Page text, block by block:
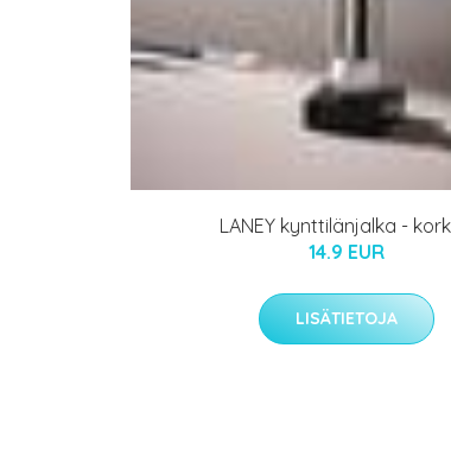
LANEY kynttilänjalka -
14.9 EUR
LISÄTIETOJA